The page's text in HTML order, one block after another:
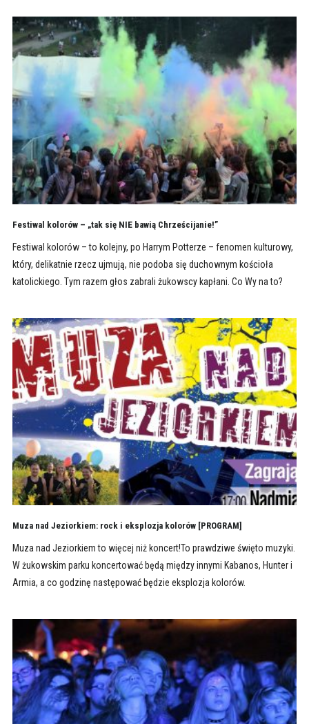
Festiwal kolorów – „tak się NIE bawią Chrześcijanie!”
Festiwal kolorów – to kolejny, po Harrym Potterze – fenomen kulturowy,
który, delikatnie rzecz ujmują, nie podoba się duchownym kościoła
katolickiego. Tym razem głos zabrali żukowscy kapłani. Co Wy na to?
Muza nad Jeziorkiem: rock i eksplozja kolorów [PROGRAM]
Muza nad Jeziorkiem to więcej niż koncert!To prawdziwe święto muzyki.
W żukowskim parku koncertować będą między innymi Kabanos, Hunter i
Armia, a co godzinę następować będzie eksplozja kolorów.